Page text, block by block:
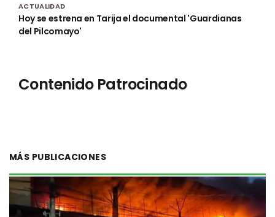
ACTUALIDAD
Hoy se estrena en Tarija el documental 'Guardianas
del Pilcomayo'
Contenido Patrocinado
MÁS PUBLICACIONES